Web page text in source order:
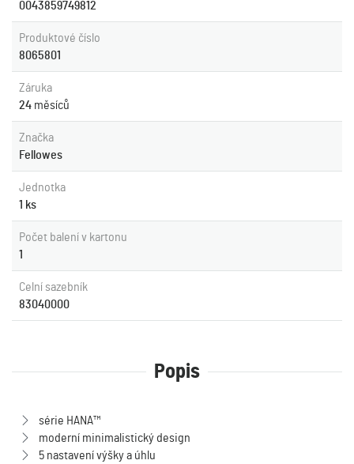
0043859749812
Produktové číslo
8065801
Záruka
24 měsíců
Značka
Fellowes
Jednotka
1 ks
Počet balení v kartonu
1
Celní sazebník
83040000
Popis
série HANA™
moderní minimalistický design
5 nastavení výšky a úhlu